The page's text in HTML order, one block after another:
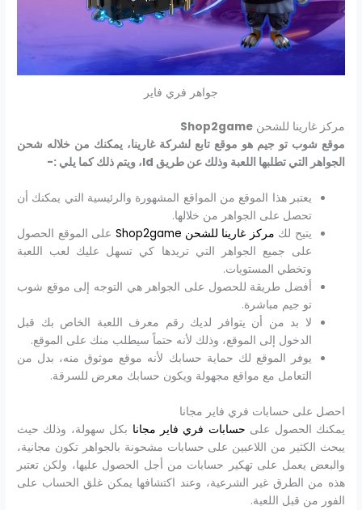
جواهر فري فاير
مركز غارينا للشحنShop2game
موقع شوب تو جيم هو موقع تابع لشركة غارينا، يمكنك من خلاله شحن
الجواهر التي تطلبها اللعبة وذلك عن طريق Id، ويتم ذلك كما يلي :-
يعتبر هذا الموقع من المواقع المشهورة والرئيسية التي يمكنك أن
تحصل على الجواهر من خلالها.
يتيح لك مركز غارينا للشحن Shop2game
على الموقع الحصول
على جميع الجواهر التي تريدها كي تسهل عليك لعب اللعبة
وتخطي المستويات.
أفضل طريقة للحصول على الجواهر هي التوجه إلى موقع شوب
تو جيم مباشرة.
لا بد من أن يتوافر لديك رقم معرف اللعبة الخاص بك قبل
الدخول إلى الموقع، وذلك لأنه حتماً سيطلب منك على الموقع.
يوفر الموقع لك حماية حسابك لأنه موقع موثوق منه، بدل من
التعامل مع مواقع مجهولة ويكون حسابك معرض للسرقة.
احصل على حسابات فري فاير مجانا
يمكنك الحصول على حسابات فري فاير مجانا بكل سهولة، وذلك حيث
يبحث الكثير من اللاعبين على حسابات مشحونة بالجواهر تكون مجانية،
والبعض يعمل على تهكير حسابات من أجل الحصول عليها، ولكن تعتبر
هذه من الطرق غير الشرعية، وعند اكتشافها يمكن غلق الحساب على
الفور من قبل اللعبة.